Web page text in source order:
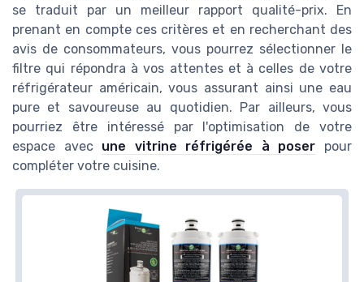
se traduit par un meilleur rapport qualité-prix. En
prenant en compte ces critères et en recherchant des
avis de consommateurs, vous pourrez sélectionner le
filtre qui répondra à vos attentes et à celles de votre
réfrigérateur américain, vous assurant ainsi une eau
pure et savoureuse au quotidien. Par ailleurs, vous
pourriez être intéressé par l'optimisation de votre
espace avec une vitrine réfrigérée à poser pour
compléter votre cuisine.